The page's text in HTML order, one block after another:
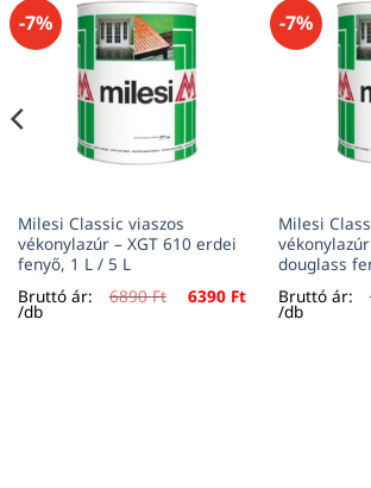
-7%
Milesi Classic viaszos
vékonylazúr – XGT 610 erdei
fenyő, 1 L / 5 L
Bruttó ár:
6890Ft Original
price
6390 FtCurrent
price
/db
-7%
Milesi
vékonylazúr
douglass
Bruttó ár:
/db